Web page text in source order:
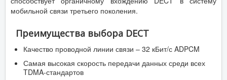
мобильной связи третьего поколения.
Преимущества выбора DECT
Качество проводной линии связи – 32 кБит/с ADPCM
Самая высокая скорость передачи данных среди всех
TDMA-стандартов